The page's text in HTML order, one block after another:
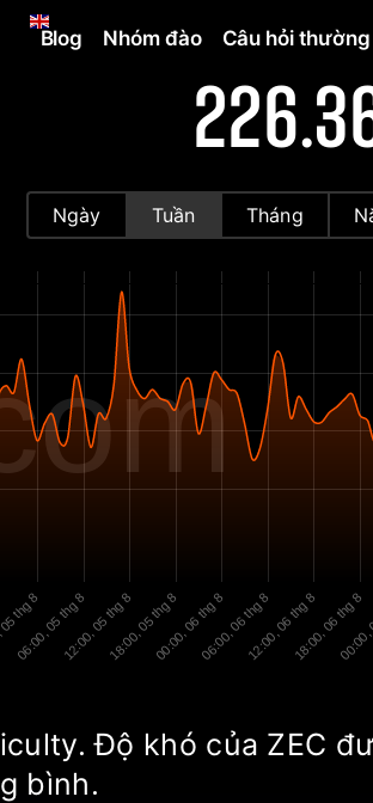
Blog Nhóm đào Câu hỏi
Ngày Tuần Tháng
thg 8
06:00, 05 thg 812:00, 05 thg 818:00, 05 thg 800:00, 06 thg 806:00, 06 thg 812:00, 06 thg 818:00, 06 thg 8
Độ khó của ZEC
bình.